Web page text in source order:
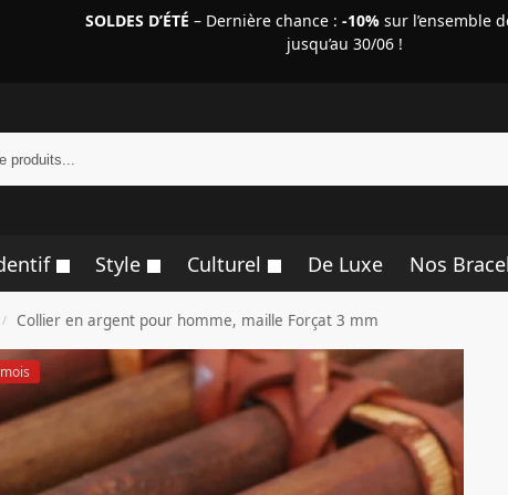
SOLDES D’ÉTÉ – Dernière chance : -10%sur l’ensemble
jusqu’au 30/06 !
Style Culturel De Luxe Nos
/ Collier en argent pour homme, maille Forçat 3 mm